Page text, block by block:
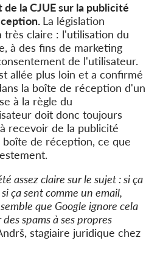
la CJUE sur la publicité
La législation
très claire : l'utilisation du
à des fins de marketing
de l'utilisateur.
allée plus loin et a confirmé
la boîte de réception d'un
à la règle du
doit donc toujours
recevoir de la publicité
de réception, ce que
assez claire sur le sujet : si ça
ça sent comme un email,
que Google ignore cela
spams à ses propres
stagiaire juridique chez